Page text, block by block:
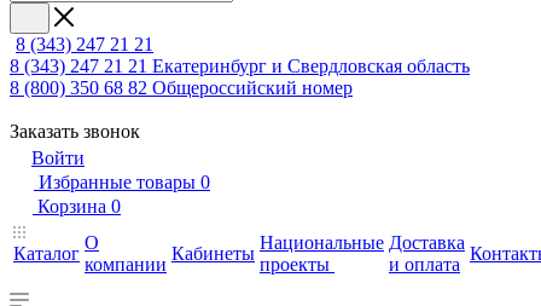
8 (343) 247 21 21
8 (343) 247 21 21 Екатеринбург и Свердловская область
8 (800) 350 68 82 Общероссийский номер
Заказать звонок
Войти
Избранные товары 0
Корзина 0
Каталог
О
компании
Кабинеты
Национальные
проекты
Доставка
и оплата